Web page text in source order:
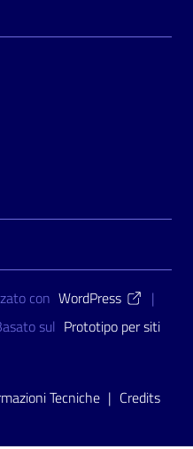
con WordPress
|
sul Prototipo per siti
Tecniche | Credits